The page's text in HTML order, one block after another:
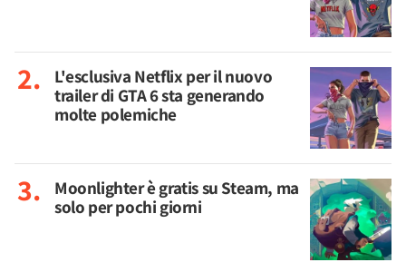
L'esclusiva Netflix per il nuovo
trailer di GTA 6 sta generando
molte polemiche
Moonlighter è gratis su Steam, ma
solo per pochi giorni